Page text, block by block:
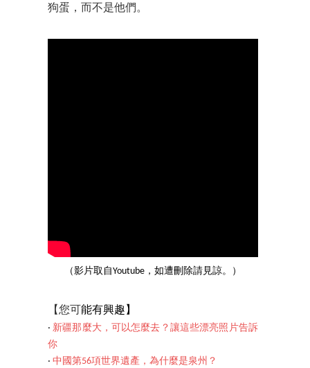
狗蛋，而不是他們。
（影片取自Youtube，如遭刪除請見諒。）
【您可 能有興趣】
‧新疆那麼大，可以怎麼去？讓這些漂亮照片告訴
你
‧ 中國第56項世界遺產，為什麼是泉州？